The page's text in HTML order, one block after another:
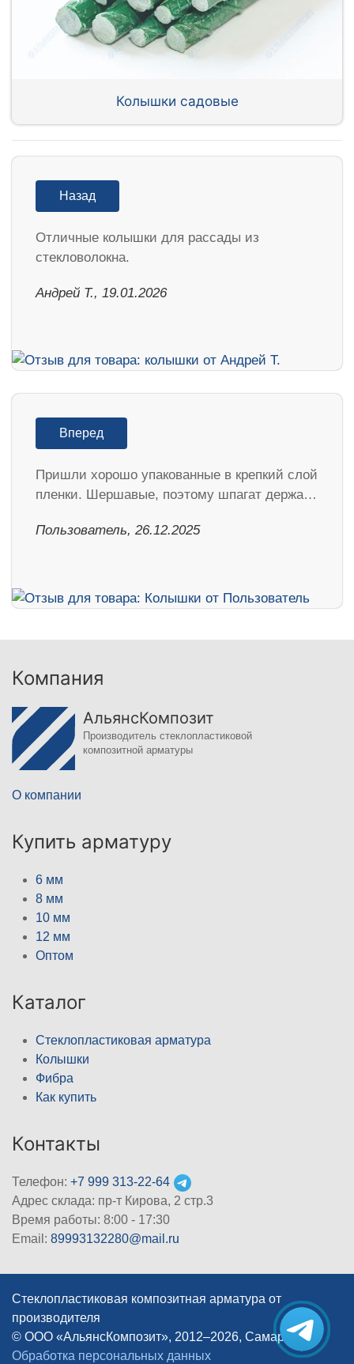
Колышки садовые
Назад
Отличные колышки для рассады из
стекловолокна.
Андрей Т., 19.01.2026
Вперед
Пришли хорошо упакованные в крепкий слой
пленки. Шершавые, поэтому шпагат держа…
Пользователь, 26.12.2025
Компания
АльянсКомпозит
Производитель стеклопластиковой
композитной арматуры
О компании
Купить арматуру
6 мм
8 мм
10 мм
12 мм
Оптом
Каталог
Стеклопластиковая арматура
Колышки
Фибра
Как купить
Контакты
Телефон: +7 999 313-22-64
Адрес склада: пр-т Кирова, 2 стр.3
Время работы: 8:00 - 17:30
Email: 89993132280@mail.ru
Стеклопластиковая композитная арматура от
производителя
© ООО «АльянсКомпозит», 2012–2026, Самара
|
Обработка персональных данных